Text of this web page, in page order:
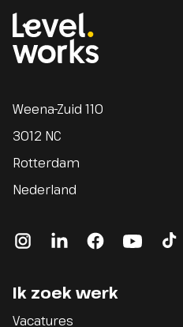
Weena-Zuid 110
3012 NC
Rotterdam
Nederland
instagram
linkedin facebookyoutube
Ik zoek werk
Vacatures